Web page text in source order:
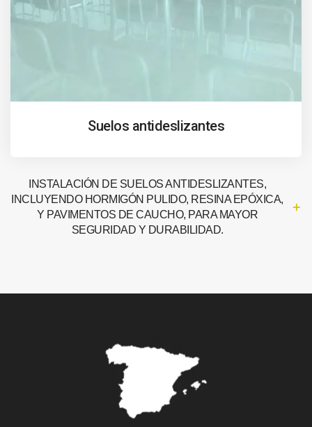
Suelos antideslizantes
INSTALACIÓN DE SUELOS ANTIDESLIZANTES,
INCLUYENDO HORMIGÓN PULIDO, RESINA EPÓXICA,
Y PAVIMENTOS DE CAUCHO, PARA MAYOR
SEGURIDAD Y DURABILIDAD.